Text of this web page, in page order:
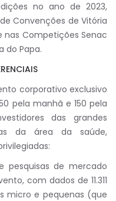
no ano de 2023,
Convenções de Vitória
Competições Senac
do Papa.
corporativo exclusivo
pela manhã e 150 pela
das grandes
da área da saúde,
pesquisas de mercado
com dados de 11.311
micro e pequenas (que